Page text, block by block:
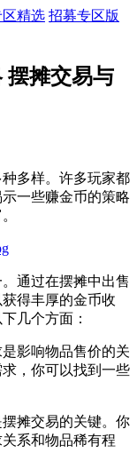
区精选 招募专区版
摆摊交易与
多样。许多玩家都
一些赚金币的策略
通过在摆摊中出售
得丰厚的金币收
几个方面：
影响物品售价的关
，你可以找到一些
摊交易的关键。你
系和物品稀有程